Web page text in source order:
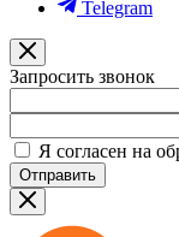
Telegram
Запросить звонок
Я согласен на
Отправить